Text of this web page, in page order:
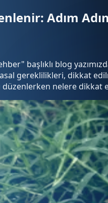
Adım
başlıklı blog
gereklilikleri, dikkat
nelere